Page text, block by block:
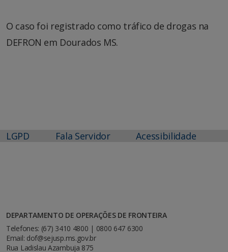
O caso foi registrado como tráfico de drogas na
DEFRON em Dourados MS.
LGPD Fala Servidor Acessibilidade
DEPARTAMENTO DE OPERAÇÕES DE FRONTEIRA
Telefones: (67) 3410 4800 | 0800 647 6300
Email: dof@sejusp.ms.gov.br
Rua Ladislau Azambuja 875